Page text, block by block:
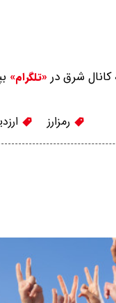
کانال شرق در «تلگرام»
رمزارز